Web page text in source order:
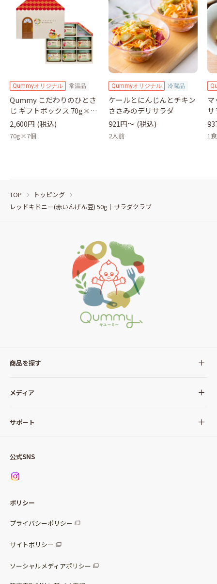
Qummyオリジナル 常温品
Qummy こだわりのひとさ
じ ギフトボックス 70g×7
瓶｜キユーピー
2,600円 (税込)
70g×7個
Qummyオリジナル 冷蔵品
ケールとにんじんとチキン
ささみのデリサラダ
921円〜 (税込)
2人前
マ
サ
1
TOP
トッピング
レッドキドニー(赤いんげん豆) 50g｜サラダクラブ
商品を探す
全ての商品
サラダ
パッケージサラダ
惣菜サラダ
調味料
メディア
Qummy(キユーミー)について
サポート
お問い合わせ
公式SNS
ポリシー
プライバシーポリシー
サイトポリシー
ソーシャルメディアポリシー